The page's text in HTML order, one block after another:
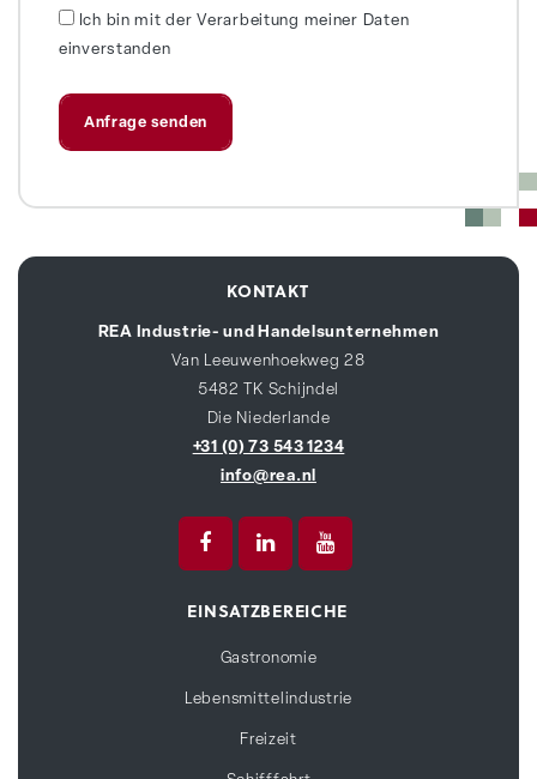
Ich bin mit der Verarbeitung meiner Daten
einverstanden
KONTAKT
REA Industrie- und Handelsunternehmen
Van Leeuwenhoekweg 28
5482 TK Schijndel
Die Niederlande
+31 (0) 73 543 1234
info@rea.nl
EINSATZBEREICHE
Gastronomie
Lebensmittelindustrie
Freizeit